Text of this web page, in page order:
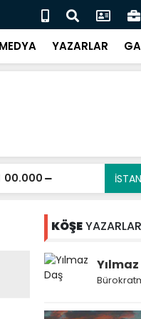
Dr. Öğr. Üyesi Harun
Başladı
MEDYA YAZARLAR
00.000
KÖŞE